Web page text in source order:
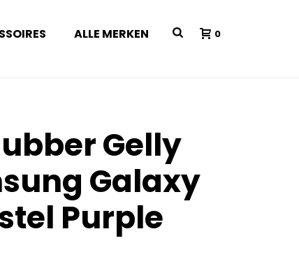
ALLE MERKEN 0
Gelly
Galaxy
Purple